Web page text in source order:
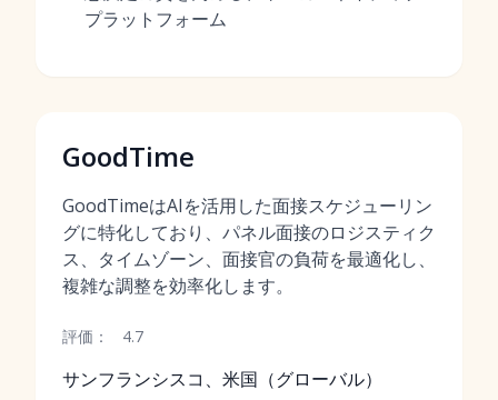
プラットフォーム
GoodTime
GoodTimeはAIを活用した面接スケジューリン
グに特化しており、パネル面接のロジスティク
ス、タイムゾーン、面接官の負荷を最適化し、
複雑な調整を効率化します。
評価： 4.7
サンフランシスコ、米国（グローバル）